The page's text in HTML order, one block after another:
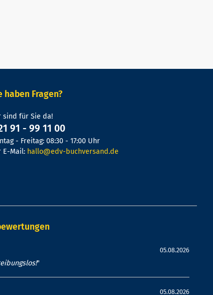
haben Fragen?
sind für Sie da!
91 - 99 11 00
- Freitag: 08:30 - 17:00 Uhr
E-Mail: hallo@edv-buchversand.de
05.08.2026
"
05.08.2026